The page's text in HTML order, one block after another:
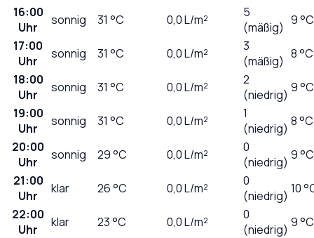
16:00
Uhr
sonnig 31 °C 0,0L/m²
5
(mäßig) 9 °C
17:00
Uhr
sonnig 31 °C 0,0L/m²
3
(mäßig) 8 °C
18:00
Uhr
sonnig 31 °C 0,0L/m²
2
(niedrig) 9 °C
19:00
Uhr
sonnig 31 °C 0,0L/m²
1
(niedrig) 8 °C
20:00
Uhr
sonnig 29°C 0,0L/m²
0
(niedrig) 9 °C
21:00
Uhr
klar 26°C 0,0L/m²
0
(niedrig) 10
22:00
Uhr
klar 23°C 0,0L/m²
0
(niedrig) 9 °C